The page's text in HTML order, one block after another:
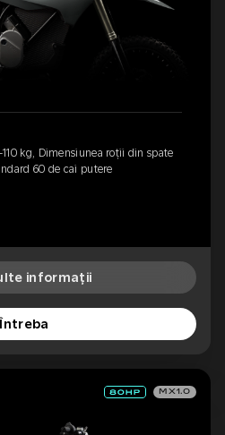
kg, Dimensiunea roții din spate
60 de cai putere
informații
Întreba
MX1.0